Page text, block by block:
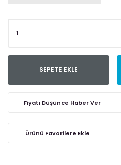
SEPETE EKLE
Fiyatı Düşünce Haber Ver